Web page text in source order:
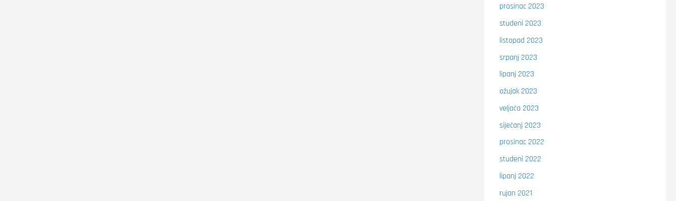
prosinac 2023
studeni 2023
listopad 2023
srpanj 2023
lipanj 2023
ožujak 2023
veljača 2023
siječanj 2023
prosinac 2022
studeni 2022
lipanj 2022
rujan 2021